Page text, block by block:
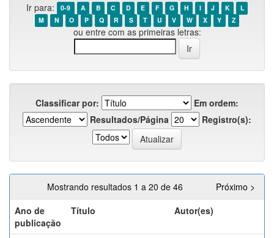
Ir para: 0-9 A B C D E F G H I J K
L
M
N O P Q R S T U V W X Y Z
ou entre com as primeiras letras:
Classificar por:
Em ordem:
Resultados/Página
Registro(s):
Mostrando resultados 1 a 20 de 46
Próximo >
Ano de
publicação
Título Autor(es)